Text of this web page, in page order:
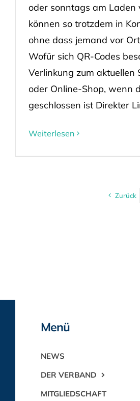
oder sonntags am Laden
können so trotzdem in
ohne dass jemand vor
Wofür sich QR-Codes
Verlinkung zum aktuellen
oder Online-Shop, wenn
geschlossen ist Direkter
Weiterlesen
Zurück
Menü
NEWS
DER VERBAND
MITGLIEDSCHAFT